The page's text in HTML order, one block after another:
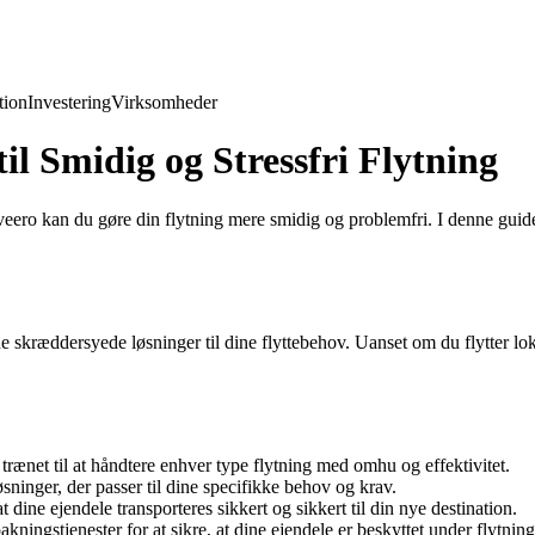
InvesteringVirksomheder
Smidig og Stressfri Flytning
kan du gøre din flytning mere smidig og problemfri. I denne
skræddersyede løsninger til dine flyttebehov. Uanset om du flytter
til at håndtere enhver type flytning med omhu og effektivitet.
der passer til dine specifikke behov og krav.
ejendele transporteres sikkert og sikkert til din nye destination.
for at sikre, at dine ejendele er beskyttet under